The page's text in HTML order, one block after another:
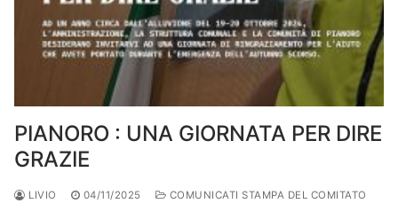
PIANORO : UNA GIORNATA PER DIRE
GRAZIE
LIVIO 04/11/2025 COMUNICATI STAMPA DEL COMITATO